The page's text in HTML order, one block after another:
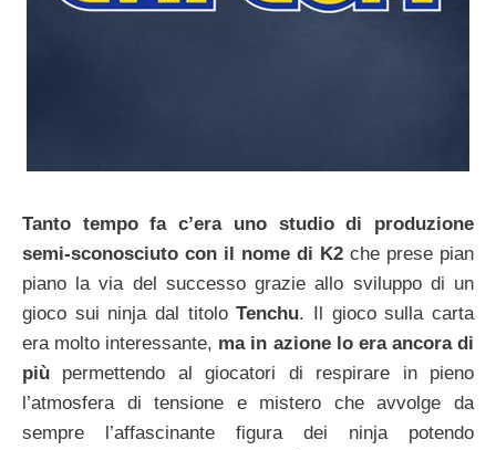
Tanto tempo fa c’era uno studio di produzione
semi-sconosciuto con il nome di K2 che prese pian
piano la via del successo grazie allo sviluppo di un
gioco sui ninja dal titoloTenchu. Il gioco sulla carta
era molto interessante, ma in azione lo era ancora di
più permettendo al giocatori di respirare in pieno
l’atmosfera di tensione e mistero che avvolge da
sempre l’affascinante figura dei ninja potendo